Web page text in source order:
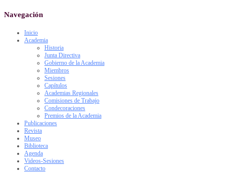
Navegación
Inicio
Academia
Historia
Junta Directiva
Gobierno de la Academia
Miembros
Sesiones
Capítulos
Academias Regionales
Comisiones de Trabajo
Condecoraciones
Premios de la Academia
Publicaciones
Revista
Museo
Biblioteca
Agenda
Videos-Sesiones
Contacto